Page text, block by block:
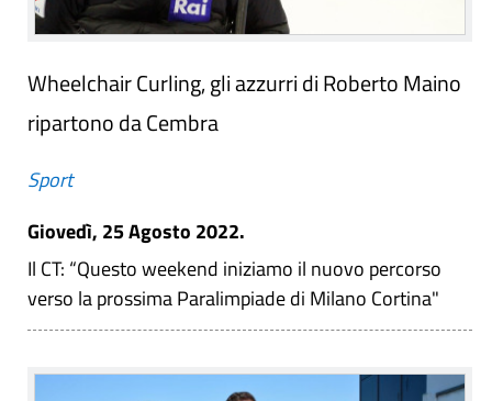
Wheelchair Curling, gli azzurri di Roberto Maino
ripartono da Cembra
Sport
Giovedì, 25 Agosto 2022.
Il CT: “Questo weekend iniziamo il nuovo percorso
verso la prossima Paralimpiade di Milano Cortina"